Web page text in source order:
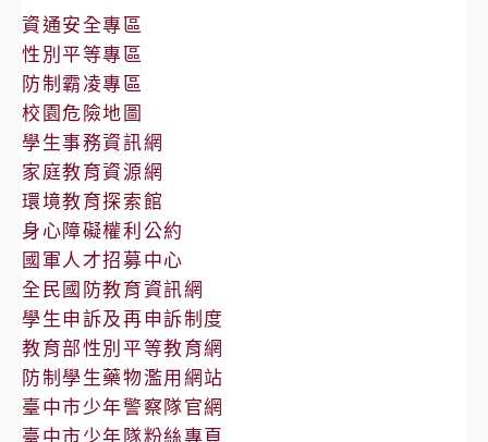
告
資通安全專區
性別平等專區
防制霸凌專區
校園危險地圖
學生事務資訊網
家庭教育資源網
環境教育探索館
身心障礙權利公約
國軍人才招募中心
全民國防教育資訊網
學生申訴及再申訴制度
教育部性別平等教育網
防制學生藥物濫用網站
臺中市少年警察隊官網
臺中市少年隊粉絲專頁